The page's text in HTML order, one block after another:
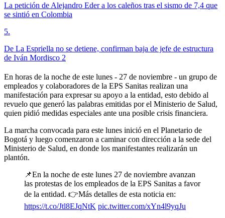
La petición de Alejandro Eder a los caleños tras el sismo de 7,4 que
se sintió en Colombia
5.
De La Espriella no se detiene, confirman baja de jefe de estructura
de Iván Mordisco 2
En horas de la noche de este lunes - 27 de noviembre - un grupo de
empleados y colaboradores de la EPS Sanitas realizan una
manifestación para expresar su apoyo a la entidad, esto debido al
revuelo que generó las palabras emitidas por el Ministerio de Salud,
quien pidió medidas especiales ante una posible crisis financiera.
La marcha convocada para este lunes inició en el Planetario de
Bogotá y luego comenzaron a caminar con dirección a la sede del
Ministerio de Salud, en donde los manifestantes realizarán un
plantón.
📌En la noche de este lunes 27 de noviembre avanzan
las protestas de los empleados de la EPS Sanitas a favor
de la entidad. 👉Más detalles de esta noticia en:
https://t.co/Jtl8EJqNtK pic.twitter.com/xYn4l9yqJu